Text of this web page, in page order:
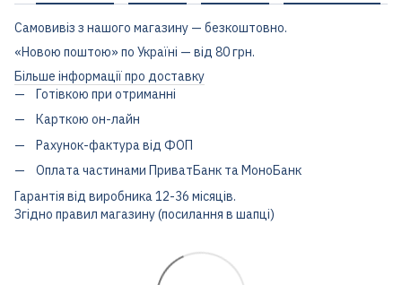
Самовивіз з нашого магазину — безкоштовно.
«Новою поштою» по Україні — від 80 грн.
Більше інформації про доставку
Готівкою при отриманні
Карткою он-лайн
Рахунок-фактура від ФОП
Оплата частинами ПриватБанк та МоноБанк
Гарантія від виробника 12-36 місяців.
Згідно правил магазину (посилання в шапці)